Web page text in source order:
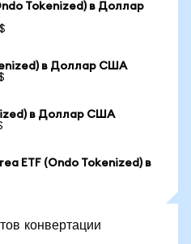
Tokenized) в Доллар
в Доллар США
в Доллар США
ETF (Ondo Tokenized) в
конвертации